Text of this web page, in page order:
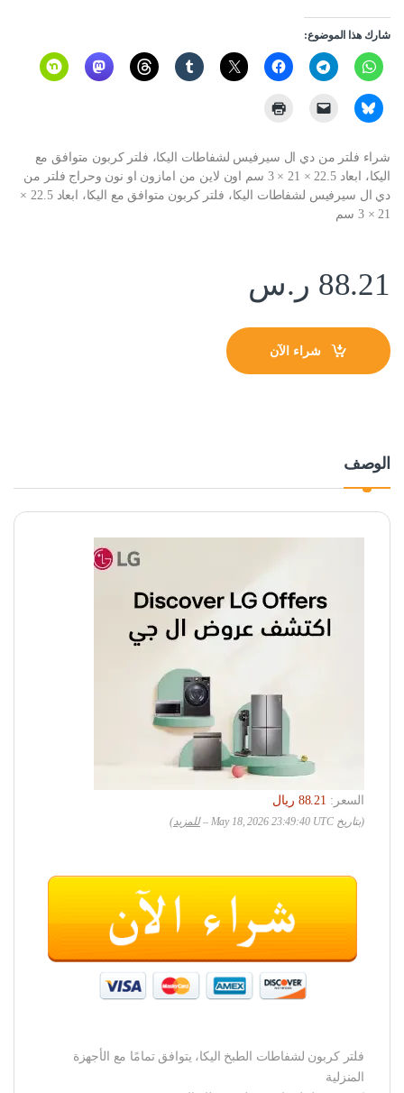
شارك هذا الموضوع:
شراء فلتر من دي ال سيرفيس لشفاطات اليكا، فلتر كربون متوافق مع
اليكا، ابعاد 22.5 × 21 × 3 سم اون لاين من امازون او نون وحراج فلتر من
دي ال سيرفيس لشفاطات اليكا، فلتر كربون متوافق مع اليكا، ابعاد 22.5 ×
21 × 3 سم
88.21 ر.س
شراء الآن
الوصف
السعر:
(بتاريخ May 18, 2026 23:49:40 UTC – للمزيد)
فلتر كربون لشفاطات الطبخ اليكا، يتوافق تمامًا مع الأجهزة
المنزلية